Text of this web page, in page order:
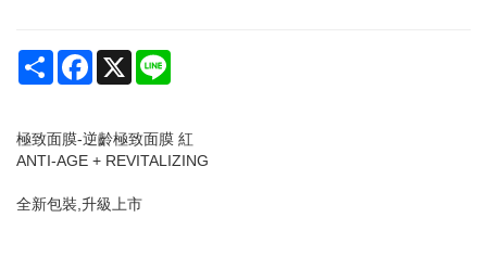
Share Facebook
X
極致面膜-逆齡極致面膜 紅
ANTI-AGE + REVITALIZING
全新包裝,升級上市